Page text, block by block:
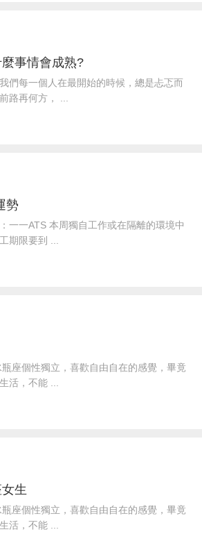
事情會成熟?
們每一個人在最開始的時候，總是忐忑而
路再何方， ...
勢
一ATS 本周獨自工作或在隔離的環境中
期限要到 ...
個性獨立，喜歡自由自在的感覺，畢竟
活，不能 ...
生
個性獨立，喜歡自由自在的感覺，畢竟
活，不能 ...